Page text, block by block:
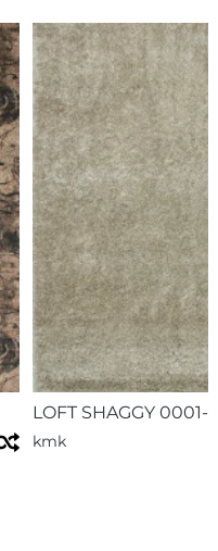
LOFT SHAGGY 0001-
kmk